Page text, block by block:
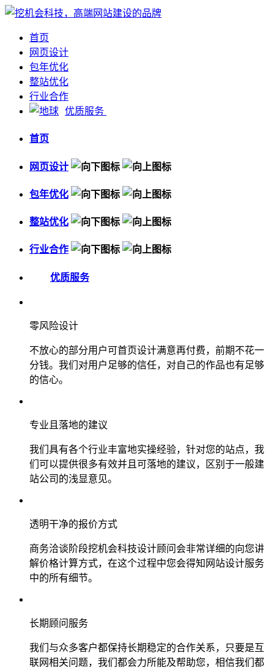
首页
网页设计
包年优化
整站优化
行业合作
优质服务
首页
网页设计
包年优化
整站优化
行业合作
优质服务
零风险设计
不放心的部分用户可首页设计满意再付费，前期不花一
分钱。我们对用户足够的信任，对自己的作品也有足够
的信心。
专业且落地的建议
我们具有各个行业丰富地实操经验，针对您的站点，我
们可以提供很多有效并且可落地的建议，区别于一般建
站公司的浅显意见。
透明干净的报价方式
商务洽谈阶段挖机会科技设计顾问会非常详细的向您讲
解价格计算方式，在这个过程中您会得知网站设计服务
中的所有细节。
长期顾问服务
我们与众多客户都保持长期稳定的合作关系，只要是互
联网相关问题，我们都会力所能及帮助您，相信我们都